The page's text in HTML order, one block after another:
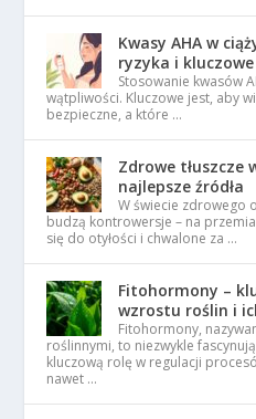
Kwasy AHA w
ryzyka i
Stosowanie kwasów
wątpliwości. Kluczowe jest, aby
bezpieczne, a które …
Zdrowe tłuszcze
najlepsze źródła
W świecie zdrowego
budzą kontrowersje – na
się do otyłości i chwalone za …
Fitohormony –
wzrostu roślin i
Fitohormony,
roślinnymi, to niezwykle
kluczową rolę w regulacji
nawet …